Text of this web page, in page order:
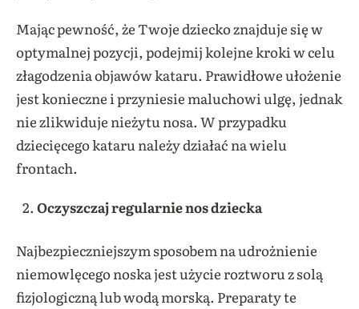
Mając pewność, że Twoje dziecko znajduje się w
optymalnej pozycji, podejmij kolejne kroki w celu
złagodzenia objawów kataru. Prawidłowe ułożenie
jest konieczne i przyniesie maluchowi ulgę, jednak
nie zlikwiduje nieżytu nosa. W przypadku
dziecięcego kataru należy działać na wielu
frontach.
Oczyszczaj regularnie nos dziecka
Najbezpieczniejszym sposobem na udrożnienie
niemowlęcego noska jest użycie roztworu z solą
fizjologiczną lub wodą morską. Preparaty te